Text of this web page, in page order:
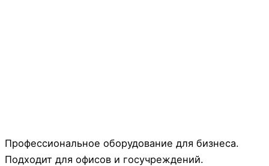
Профессиональное оборудование для бизнеса.
Подходит для офисов и госучреждений.